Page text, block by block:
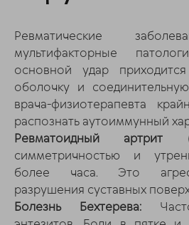
Ревматические
мультифакторные
основной удар
оболочку и
врача-физиотерапевта
распознать аутоиммунный
Ревматоидный артрит
симметричностью и
более часа. Это
разрушения суставных
Болезнь Бехтерева: